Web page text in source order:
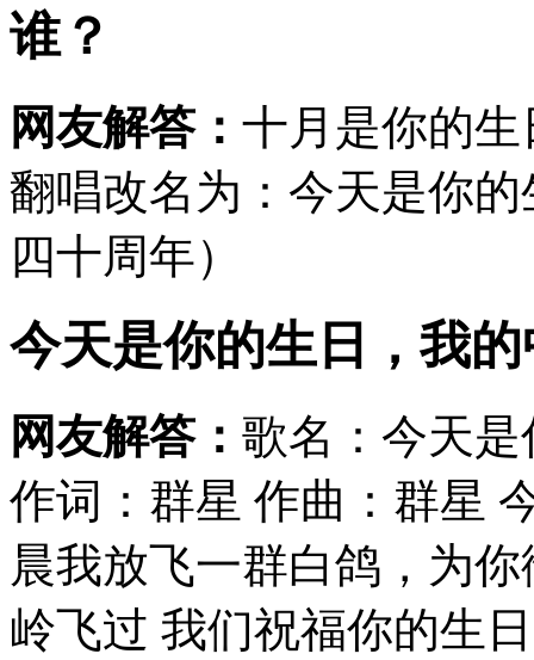
谁？
网友解答： 十月是你的生
翻唱改名为：今天是你
四十周年）
今天是你的生日，我
网友解答： 歌名：今天
作词：群星 作曲：群星
晨我放飞一群白鸽，为
岭飞过 我们祝福你的生